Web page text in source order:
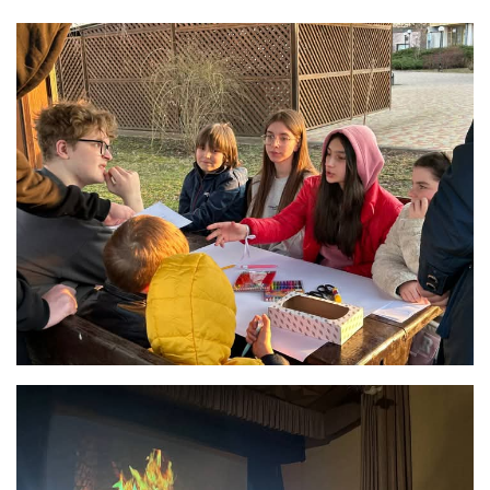
Вознесіння Господнього (м. Кобеляки)
Пророка Іллі (смт. Білики)
Різдва Пресвятої Богородиці (с. Вільховатка)
Св. Апостола Андрія Первозванного (с. Засулля)
Св. Миколая (с. Деменки)
Успіння Пресвятої Богородиці (м. Кременчук)
Успіння Пресвятої Богородиці (м. Лубни)
Парохії Сумської області
Введення в храм Богородиці (м. Суми)
Матері Божої Неустанної Помочі (м. Охтирка)
Свято-Покровський монастир оо Василіян
Свято-Івано-Павлівський монастир сестер Згромадження